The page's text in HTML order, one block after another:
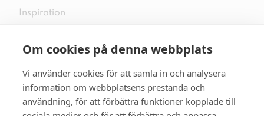
Om cookies på denna webbplats
Vi använder cookies för att samla in och analysera
information om webbplatsens prestanda och
användning, för att förbättra funktioner kopplade till
Inspiration